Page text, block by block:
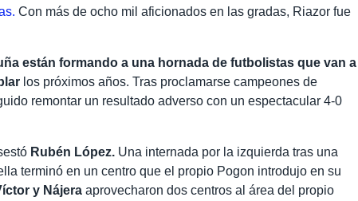
Con más de ocho mil aficionados en las gradas, Riazor fue
están formando a una hornada de futbolistas que van a
los próximos años. Tras proclamarse campeones de
remontar un resultado adverso con un espectacular 4-0
Rubén López. Una internada por la izquierda tras una
terminó en un centro que el propio Pogon introdujo en su
y Nájera aprovecharon dos centros al área del propio